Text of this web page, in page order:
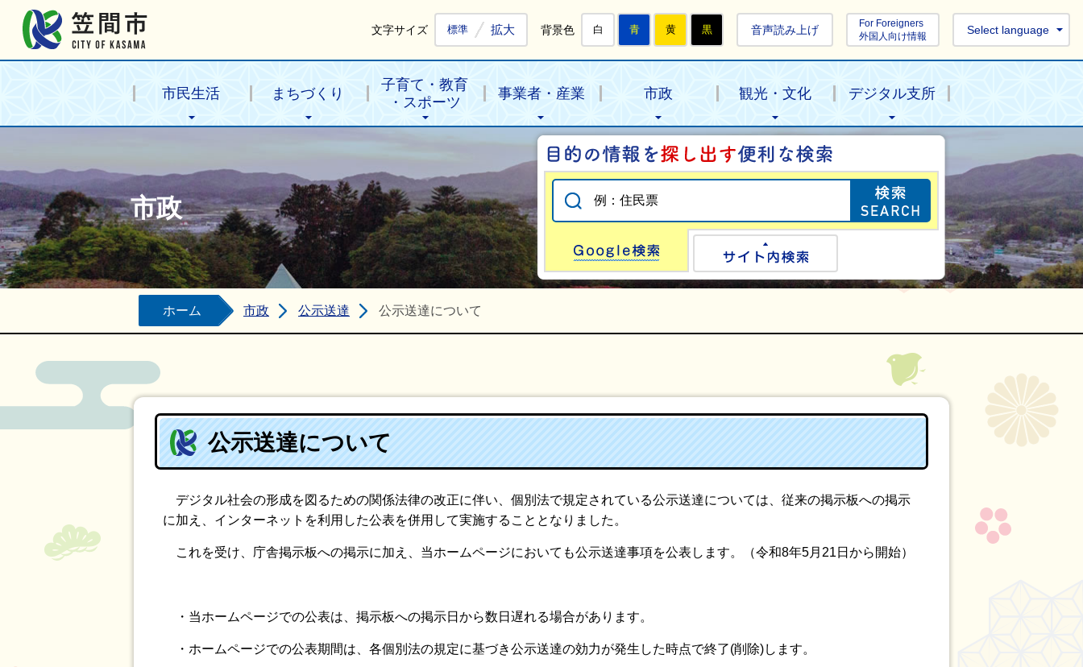
文字サイズ 標準 拡大 背景色 白 青 黄 黒 音声読み上げ
For Foreigners
外国人向け情報
Select language
市民生活 まちづくり
子育て・教育
・スポーツ
事業者・産業 市政 観光・文化 デジタル支所
市政
目的の情報を探
Google検索
ホーム 市政 公示送達 公示送達について
公示送達について
デジタル社会の形成を図るための関係法律の改正に伴い、個別法で規定されている公示送達については、従来の掲示板への掲示
に加え、インターネットを利用した公表を併用して実施することとなりました。
これを受け、庁舎掲示板への掲示に加え、当ホームページにおいても公示送達事項を公表します。（令和8年5月21日から開始）
・当ホームページでの公表は、掲示板への掲示日から数日遅れる場合があります。
・ホームページでの公表期間は、各個別法の規定に基づき公示送達の効力が発生した時点で終了(削除)します。